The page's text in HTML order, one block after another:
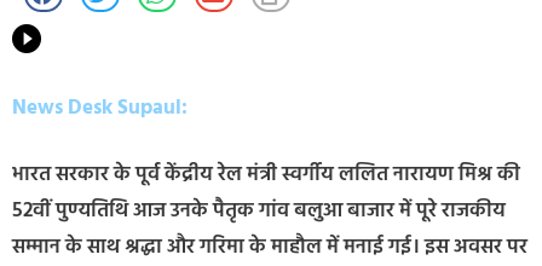
News Desk Supaul:
भारत सरकार के पूर्व केंद्रीय रेल मंत्री स्वर्गीय ललित नारायण मिश्र की
52वीं पुण्यतिथि आज उनके पैतृक गांव बलुआ बाजार में पूरे राजकीय
सम्मान के साथ श्रद्धा और गरिमा के माहौल में मनाई गई। इस अवसर पर